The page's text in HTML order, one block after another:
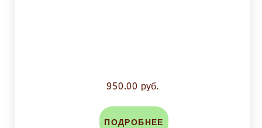
950.00 руб.
ПОДРОБНЕЕ